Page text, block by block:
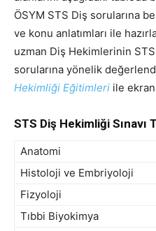
ÖSYM STS Diş sorularına
ve konu anlatımları ile
uzman Diş Hekimlerinin
sorularına yönelik
Hekimliği Eğitimleri ile
STS Diş Hekimliği Sınavı
Anatomi
Histoloji ve Embriyoloji
Fizyoloji
Tıbbi Biyokimya